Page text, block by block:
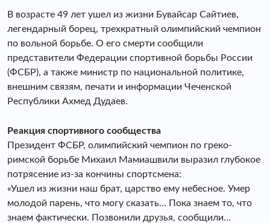
В возрасте 49 лет ушел из жизни Бувайсар Сайтиев,
легендарный борец, трехкратный олимпийский чемпион
по вольной борьбе. О его смерти сообщили
представители Федерации спортивной борьбы России
(ФСБР), а также министр по национальной политике,
внешним связям, печати и информации Чеченской
Республики Ахмед Дудаев.
Реакция спортивного сообщества
Президент ФСБР, олимпийский чемпион по греко-
римской борьбе Михаил Мамиашвили выразил глубокое
потрясение из-за кончины спортсмена:
«Ушел из жизни наш брат, царство ему небесное. Умер
молодой парень, что могу сказать… Пока знаем то, что
знаем фактически. Позвонили друзья, сообщили…